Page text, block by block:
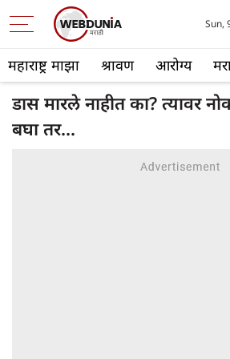
महाराष्ट्र माझा श्रावण आरोग्य
Sun,
डास मारले नाहीत का? त्यावर
बघा तर...